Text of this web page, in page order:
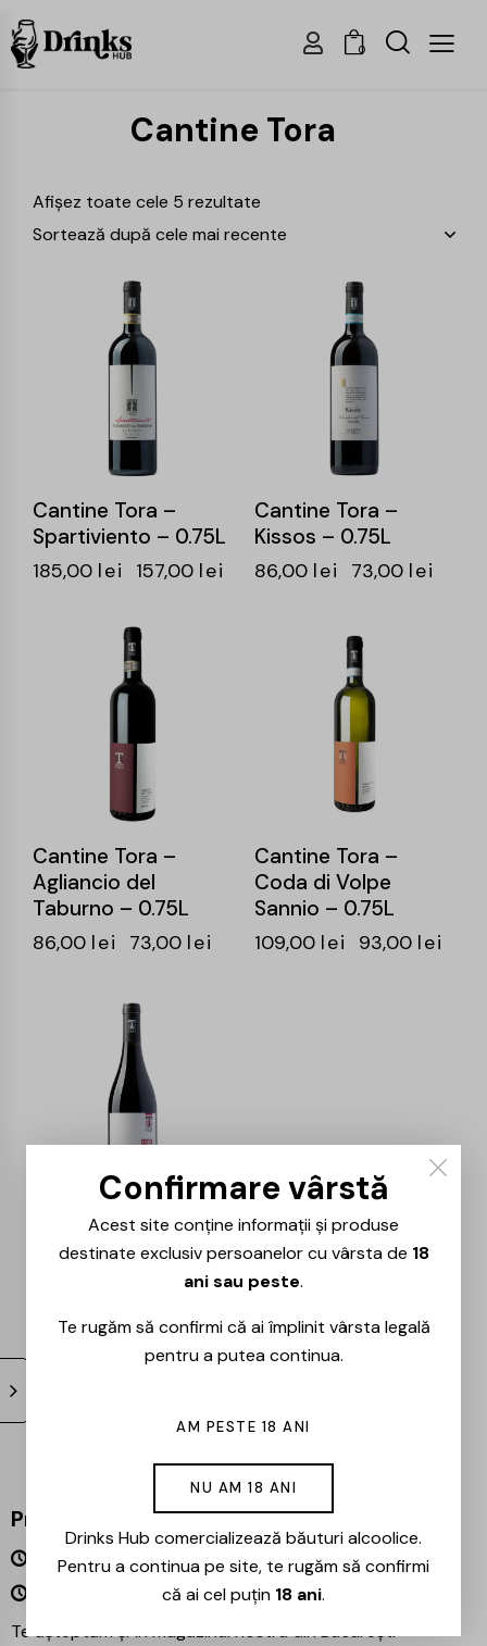
0
Cantine Tora
Afișez toate cele 5 rezultate
Cantine Tora –
Spartiviento – 0.75L
185,00 lei 157,00 lei
Cantine Tora –
Kissos – 0.75L
86,00 lei 73,00 lei
Cantine Tora –
Agliancio del
Taburno – 0.75L
86,00 lei 73,00 lei
Cantine Tora –
Coda di Volpe
Sannio – 0.75L
109,00 lei 93,00 lei
Cantine Tora –
Costa San Rocco
Aglianico – 0.75L
142,00 lei 121,00lei
Program
Luni – Vineri 09:00 – 18:00
Sâmbătă – Duminică Închis
Te așteptăm și în magazinul nostru din București –
Confirmare vârstă
Acest site conține informații și produse
destinate exclusiv persoanelor cu vârsta de 18
ani sau peste.
Te rugăm să confirmi că ai împlinit vârsta legală
pentru a putea continua.
AM PESTE 18 ANI
NU AM 18 ANI
Drinks Hub comercializează băuturi alcoolice.
Pentru a continua pe site, te rugăm să confirmi
că ai cel puțin 18 ani.